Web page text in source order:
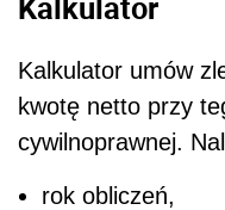
Kalkulator umów
kwotę netto przy
cywilnoprawnej.
rok obliczeń,